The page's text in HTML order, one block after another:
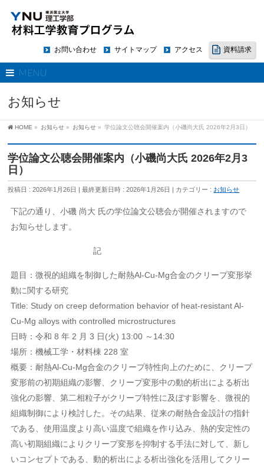
資料請求
お問い合わせ サイトマップ アクセス
MENU
お知らせ
HOME » お知らせ » お知らせ » 学位論文公聴会開催案内（小磯尚大氏 2026年2月3日）
学位論文公聴会開催案内（小磯尚大氏 2026年2月3
日）
投稿日 : 2026年1月26日 最終更新日時 : 2026年1月26日 カテゴリー : お知らせ
下記の通り、小磯 尚大 氏の学位論文公聴会が開催されますので
お知らせします。
記
題目：微視的組織を制御した耐熱Al-Cu-Mg合金のクリープ変形挙
動に関する研究
Title: Study on creep deformation behavior of heat-resistant Al-
Cu-Mg alloys with controlled microstructures
日時：令和 8 年 2 月 3 日(火) 13:00 ～14:30
場所：機械工学・材料棟 228 室
概要：耐熱Al-Cu-Mg合金のクリープ特性向上のために、クリープ
変形前の初期組織の影響、クリープ変形中の動的析出による析出
強化の影響、第二相粒子がクリープ特性に及ぼす影響を、微視的
組織制御により検討した。その結果、従来の耐熱合金設計の指針
である、使用温度より高い温度で組織を作り込み、熱的安定性の
高い初期組織によりクリープ変形を抑制する手法に対して、新し
いコンセプトである、動的析出による析出強化を活用してクリー